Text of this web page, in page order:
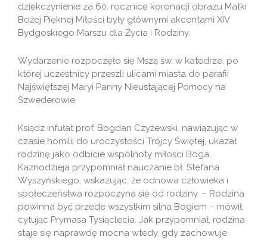
dziękczynienie za 60. rocznicę koronacji obrazu Matki
Bożej Pięknej Miłości były głównymi akcentami XIV
Bydgoskiego Marszu dla Życia i Rodziny.
Wydarzenie rozpoczęło się Mszą św. w katedrze, po
której uczestnicy przeszli ulicami miasta do parafii
Najświętszej Maryi Panny Nieustającej Pomocy na
Szwederowie.
Ksiądz infułat prof. Bogdan Czyżewski, nawiązując w
czasie homilii do uroczystości Trójcy Świętej, ukazał
rodzinę jako odbicie wspólnoty miłości Boga.
Kaznodzieja przypomniał nauczanie bł. Stefana
Wyszyńskiego, wskazując, że odnowa człowieka i
społeczeństwa rozpoczyna się od rodziny. – Rodzina
powinna być przede wszystkim silna Bogiem – mówił,
cytując Prymasa Tysiąclecia. Jak przypomniał, rodzina
staje się naprawdę mocna wtedy, gdy zachowuje